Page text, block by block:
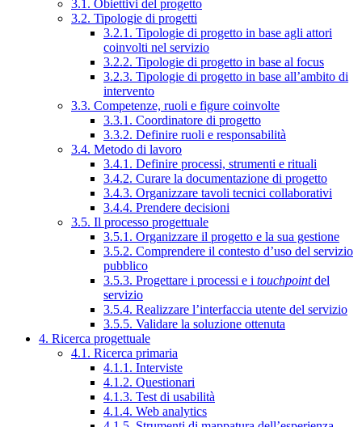
3.1. Obiettivi del progetto
3.2. Tipologie di progetti
3.2.1. Tipologie di progetto in base agli attori
coinvolti nel servizio
3.2.2. Tipologie di progetto in base al focus
3.2.3. Tipologie di progetto in base all’ambito di
intervento
3.3. Competenze, ruoli e figure coinvolte
3.3.1. Coordinatore di progetto
3.3.2. Definire ruoli e responsabilità
3.4. Metodo di lavoro
3.4.1. Definire processi, strumenti e rituali
3.4.2. Curare la documentazione di progetto
3.4.3. Organizzare tavoli tecnici collaborativi
3.4.4. Prendere decisioni
3.5. Il processo progettuale
3.5.1. Organizzare il progetto e la sua gestione
3.5.2. Comprendere il contesto d’uso del servizio
pubblico
3.5.3. Progettare i processi e i touchpointdel
servizio
3.5.4. Realizzare l’interfaccia utente del servizio
3.5.5. Validare la soluzione ottenuta
4. Ricerca progettuale
4.1. Ricerca primaria
4.1.1. Interviste
4.1.2. Questionari
4.1.3. Test di usabilità
4.1.4. Web analytics